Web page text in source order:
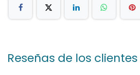
Reseñas de los clientes